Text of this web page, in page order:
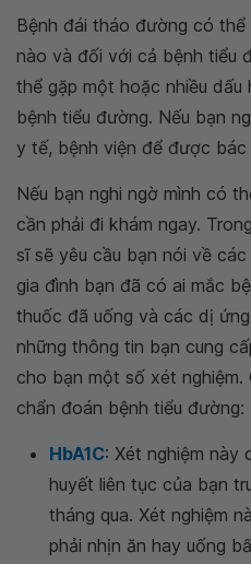
Bệnh đái tháo đường có
nào và đối với cả bệnh tiểu
thể gặp một hoặc nhiều dấu
bệnh tiểu đường. Nếu bạn
y tế, bệnh viện để được
Nếu bạn nghi ngờ mình có
cần phải đi khám ngay.
sĩ sẽ yêu cầu bạn nói về
gia đình bạn đã có ai mắc
thuốc đã uống và các dị
những thông tin bạn cung
cho bạn một số xét
chẩn đoán bệnh tiểu đường:
HbA1C: Xét nghiệm này
huyết liên tục của bạn
tháng qua. Xét nghiệm
phải nhịn ăn hay uống